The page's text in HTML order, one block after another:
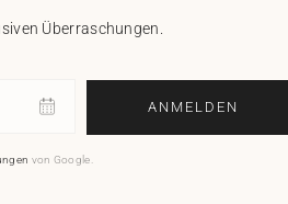
Überraschungen.
ANMELDEN
von Google.